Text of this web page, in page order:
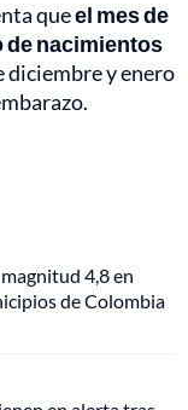
queel mes de
de nacimientos
diciembre y enero
4,8 en
de Colombia